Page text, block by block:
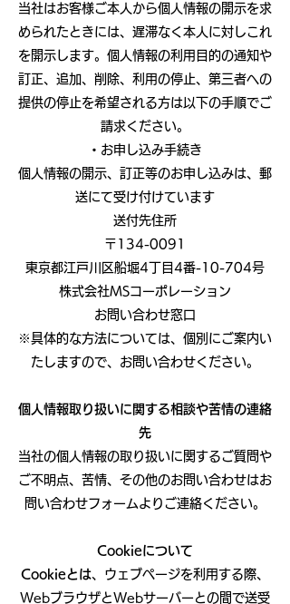
当社はお客様ご本人から個人情報の開示を求
められたときには、遅滞なく本人に対しこれ
を開示します。個人情報の利用目的の通知や
訂正、追加、削除、利用の停止、第三者への
提供の停止を希望される方は以下の手順でご
請求ください。
・お申し込み手続き
個人情報の開示、訂正等のお申し込みは、郵
送にて受け付けています
送付先住所
〒134-0091
東京都江戸川区船堀4丁目4番-10-704号
株式会社MSコーポレーション
お問い合わせ窓口
※具体的な方法については、個別にご案内い
たしますので、お問い合わせください。
個人情報取り扱いに関する相談や苦情の連絡
先
当社の個人情報の取り扱いに関するご質問や
ご不明点、苦情、その他のお問い合わせはお
問い合わせフォームよりご連絡ください。
Cookieについて
Cookieとは、ウェブページを利用する際、
WebブラウザとWebサーバーとの間で送受